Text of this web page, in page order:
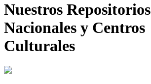
Nuestros Repositorios
Nacionales y Centros
Culturales